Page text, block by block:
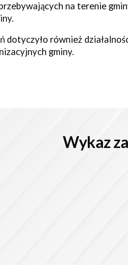
na terenie
dotyczyło również
gminy.
Wykaz